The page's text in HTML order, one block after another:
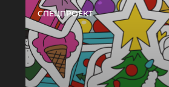
СПЕЦПРОЕКТ